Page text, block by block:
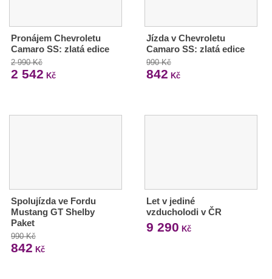
Pronájem Chevroletu
Camaro SS: zlatá edice
2 990 Kč
2 542 Kč
Jízda v Chevroletu
Camaro SS: zlatá edice
990 Kč
842 Kč
Spolujízda ve Fordu
Mustang GT Shelby
Paket
990 Kč
842 Kč
Let v jediné
vzducholodi v ČR
9 290 Kč